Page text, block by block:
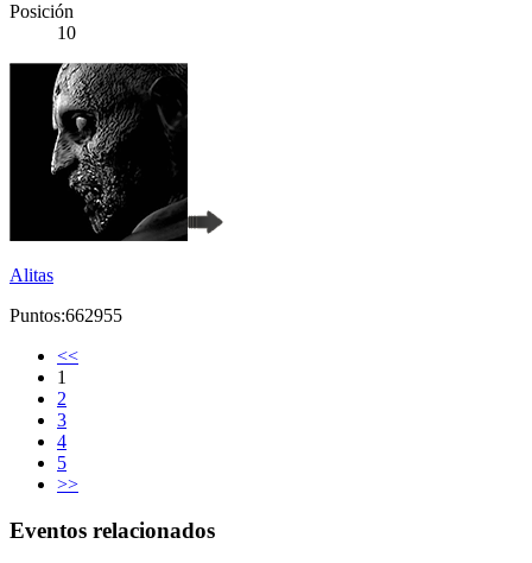
Posición
10
Alitas
Puntos:662955
<<
1
2
3
4
5
>>
Eventos relacionados